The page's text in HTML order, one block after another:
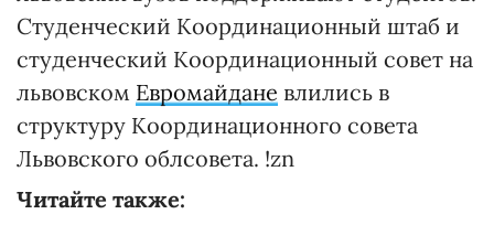
Студенческий Координационный штаб и
студенческий Координационный совет на
львовском Евромайдане влились в
структуру Координационного совета
Львовского облсовета. !zn
Читайте также: